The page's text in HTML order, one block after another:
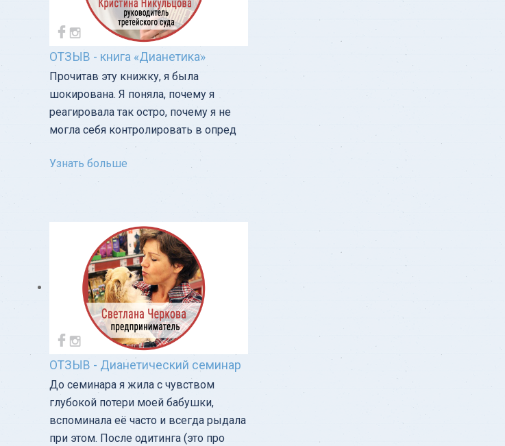
ОТЗЫВ - книга «Дианетика»
Прочитав эту книжку, я была
шокирована. Я поняла, почему я
реагировала так остро, почему я не
могла себя контролировать в опред
Узнать больше
ОТЗЫВ - Дианетический семинар
До семинара я жила с чувством
глубокой потери моей бабушки,
вспоминала её часто и всегда рыдала
при этом. После одитинга (это про